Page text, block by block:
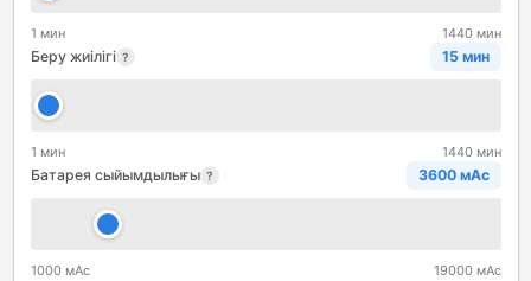
1 мин 1440 мин
Беру жиілігі ? 15 мин
1 мин 1440 мин
Батарея сыйымдылығы ? 3600 мАс
1000 мАс 19000 мАс